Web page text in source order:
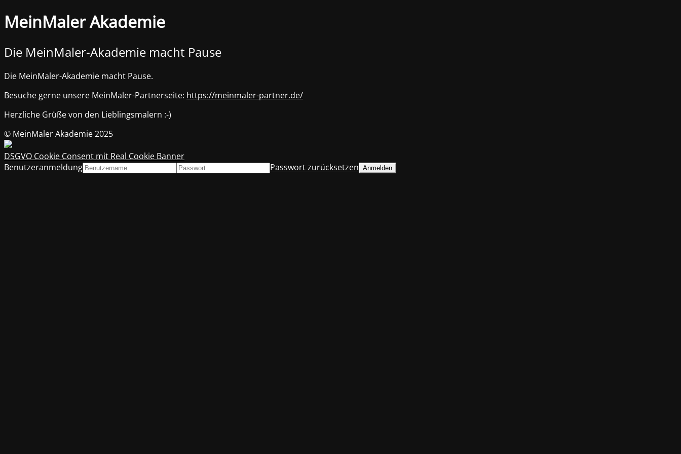
MeinMaler Akademie
Die MeinMaler-Akademie macht Pause
Die MeinMaler-Akademie macht Pause.
Besuche gerne unsere MeinMaler-Partnerseite: https://meinmaler-partner.de/
Herzliche Grüße von den Lieblingsmalern :-)
© MeinMaler Akademie 2025
DSGVO Cookie Consent mit Real Cookie Banner
Benutzeranmeldung
Passwort zurücksetzen